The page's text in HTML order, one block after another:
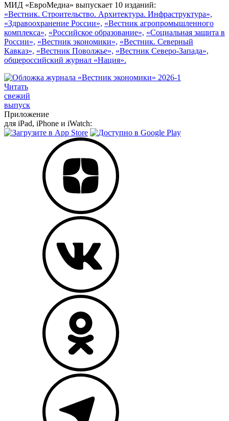
МИД «ЕвроМедиа» выпускает 10 изданий:
«Вестник. Строительство. Архитектура. Инфраструктура»,
«Здравоохранение России», «Вестник агропромышленного
комплекса», «Российское образование», «Социальная защита в
России», «Вестник экономики», «Вестник. Северный
Кавказ», «Вестник Поволжье», «Вестник Северо-Запада»,
общероссийский журнал «Нация».
Читать
свежий
выпуск
Приложение
для iPad, iPhone и iWatch: